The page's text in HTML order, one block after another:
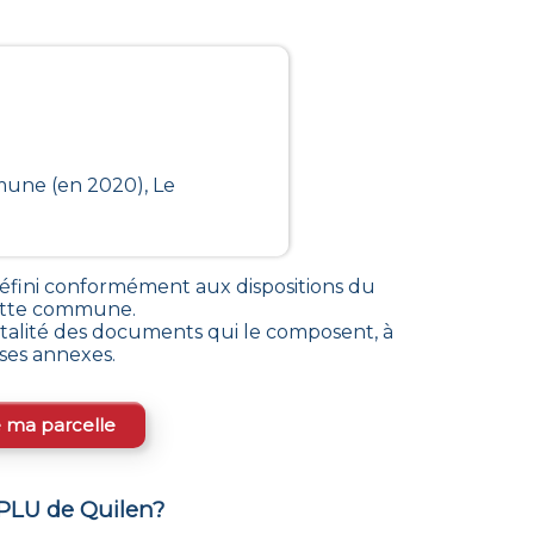
(en 2020), Le
conformément aux dispositions du
commune.
des documents qui le composent, à
annexes.
ma parcelle
de Quilen?